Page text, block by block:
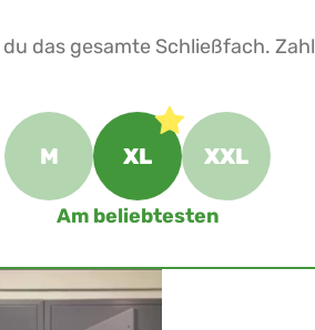
das gesamte Schließfach.
M XL XXL
Am beliebtesten